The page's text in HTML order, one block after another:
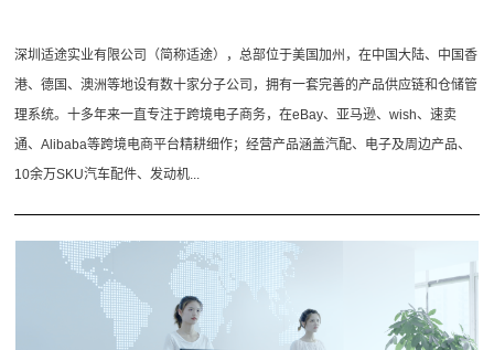
深圳适途实业有限公司（简称适途），总部位于美国加州，在中国大陆、中国香
港、德国、澳洲等地设有数十家分子公司，拥有一套完善的产品供应链和仓储管
理系统。十多年来一直专注于跨境电子商务，在eBay、亚马逊、wish、速卖
通、Alibaba等跨境电商平台精耕细作；经营产品涵盖汽配、电子及周边产品、
10余万SKU汽车配件、发动机...